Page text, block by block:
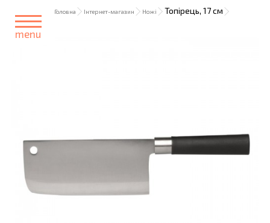
menu
Головна Інтернет-магазин Ножі Топірець, 17 см